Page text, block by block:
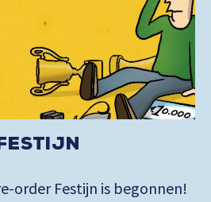
order Festijn is begonnen!